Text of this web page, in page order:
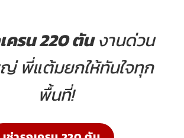
ครน 220 ตันงานด่วน
ญ่ พี่แต้มยกให้ทันใจทุก
พื้นที่!